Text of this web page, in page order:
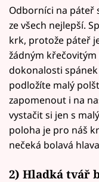
Odborníci na páteř
ze všech nejlepší.
krk, protože páteř
žádným
dokonalosti
podložíte malý
zapomenout i na
vystačit si jen s
poloha je pro náš
nečeká bolavá
2) Hladká tvář